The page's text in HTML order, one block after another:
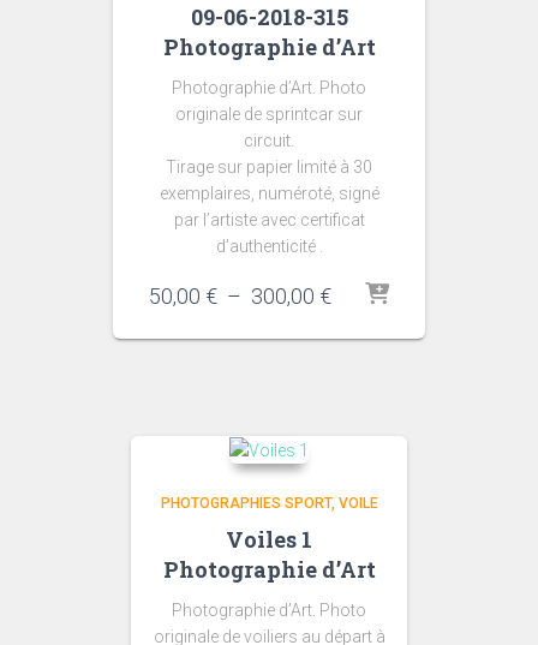
09-06-2018-315
Photographie d’Art
Photographie d’Art. Photo
originale de sprintcar sur
circuit.
Tirage sur papier limité à 30
exemplaires, numéroté, signé
par l’artiste avec certificat
d’authenticité .
50,00 € – 300,00 €Plage
prix :
PHOTOGRAPHIES SPORT VOILE
Voiles 1
Photographie d’Art
Photographie d’Art. Photo
originale de voiliers au départ à